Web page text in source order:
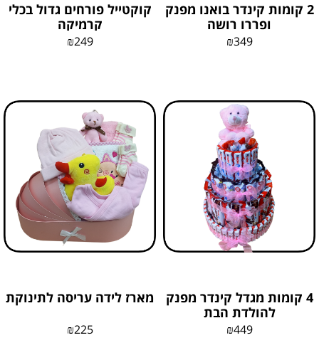
2 קומות קינדר בואנו מפנק
ופררו רושה
₪349
קוקטייל פורחים גדול בכלי
קרמיקה
₪249
4 קומות מגדל קינדר מפנק
להולדת הבת
₪449
מארז לידה עריסה לתינוקת
₪225